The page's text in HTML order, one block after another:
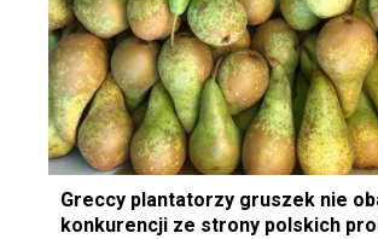
Greccy plantatorzy gruszek nie
konkurencji ze strony polskich